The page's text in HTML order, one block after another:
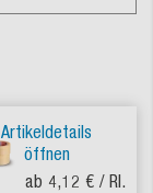
Artikeldetails
öffnen
ab 4,12 € / Rl.